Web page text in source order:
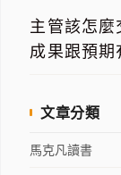
主管該怎
成果跟預
文章分類
馬克凡讀書